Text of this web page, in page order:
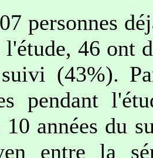
personnes
l'étude, 46 ont
(43%).
pendant
10 années du
entre la